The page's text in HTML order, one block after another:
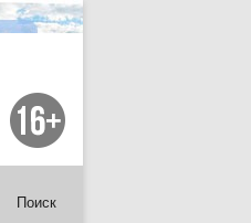
Поиск